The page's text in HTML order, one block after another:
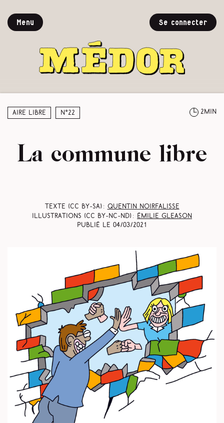
Menu Se connecter
Aire libre N°22 2min
La commune libre
Texte (CC BY-SA) : Quentin Noirfalisse
Illustrations (CC BY-NC-ND) :
Émilie Gleason
Publié le 04/03/2021